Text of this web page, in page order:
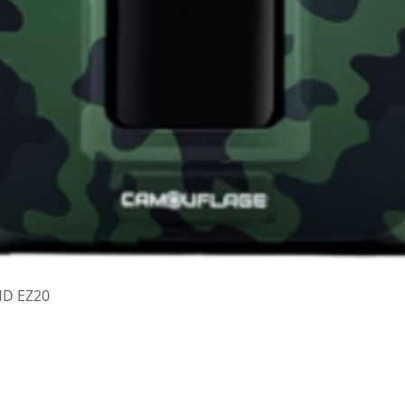
EZ20
- Grafica - Negozio di Fotografia - Fototessere - Copisteria - Fotoritocco - Album